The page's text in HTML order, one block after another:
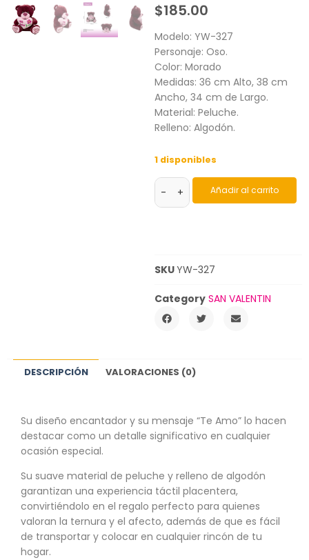
$185.00
Modelo: YW-327
Personaje: Oso.
Color: Morado
Medidas: 36 cm Alto, 38 cm
Ancho, 34 cm de Largo.
Material: Peluche.
Relleno: Algodón.
1 disponibles
- + Añadir al carrito
SKUYW-327
Category SAN VALENTIN
DESCRIPCIÓN VALORACIONES (0)
Su diseño encantador y su mensaje “Te Amo” lo hacen
destacar como un detalle significativo en cualquier
ocasión especial.
Su suave material de peluche y relleno de algodón
garantizan una experiencia táctil placentera,
convirtiéndolo en el regalo perfecto para quienes
valoran la ternura y el afecto, además de que es fácil
de transportar y colocar en cualquier rincón de tu
hogar.